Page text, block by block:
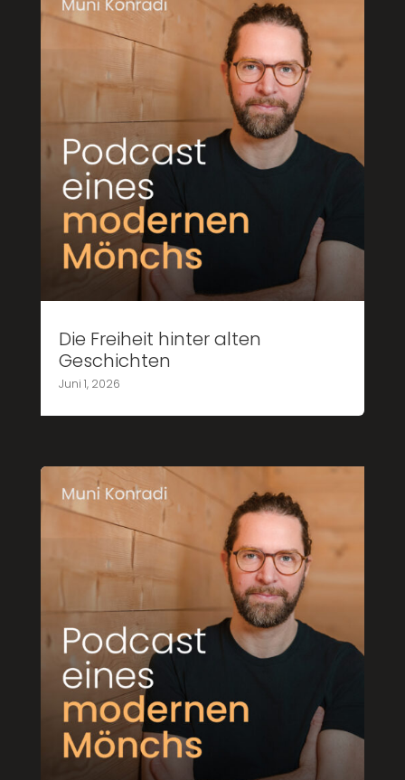
Die Freiheit hinter alten
Geschichten
Juni 1, 2026